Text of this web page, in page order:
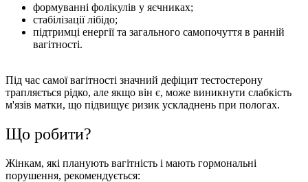
формуванні фолікулів у яєчниках;
стабілізації лібідо;
підтримці енергії та загального самопочуття в ранній
вагітності.
Під час самої вагітності значний дефіцит тестостерону
трапляється рідко, але якщо він є, може виникнути слабкість
м'язів матки, що підвищує ризик ускладнень при пологах.
Що робити?
Жінкам, які планують вагітність і мають гормональні
порушення, рекомендується: